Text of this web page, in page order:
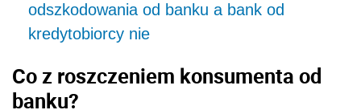
odszkodowania od banku a bank od
kredytobiorcy nie
Co z roszczeniem konsumenta od
banku?